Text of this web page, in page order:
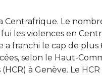
Centrafrique. Le
les violences en
a franchi le cap de plus
selon le Haut-
à Genève. Le HCR